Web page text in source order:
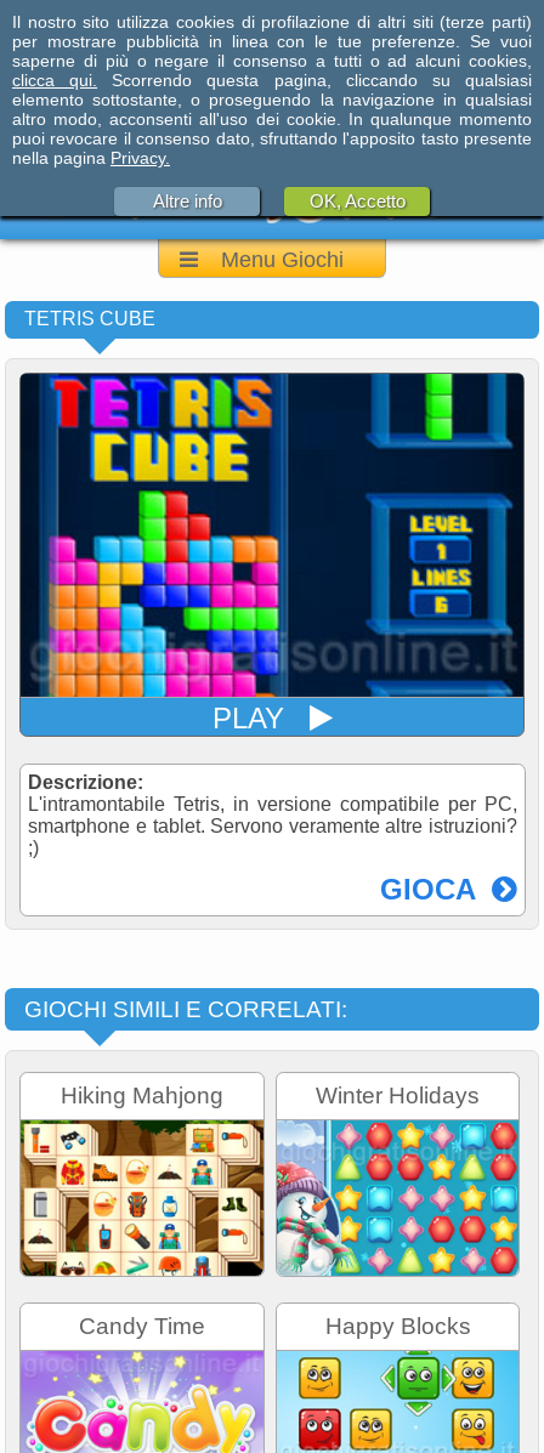
Menu Giochi
TETRIS CUBE
PLAY
Descrizione:
L'intramontabile Tetris, in versione compatibile per PC,
smartphone e tablet. Servono veramente altre istruzioni?
;)
GIOCA
GIOCHI SIMILI E CORRELATI:
Hiking Mahjong Winter Holidays
Candy Time Happy Blocks
Il nostro sito utilizza cookies di profilazione di altri siti (terze parti)
per mostrare pubblicità in linea con le tue preferenze. Se vuoi
saperne di più o negare il consenso a tutti o ad alcuni cookies,
clicca qui.
Scorrendo questa pagina, cliccando su qualsiasi
elemento sottostante, o proseguendo la navigazione in qualsiasi
altro modo, acconsenti all'uso dei cookie. In qualunque momento
puoi revocare il consenso dato, sfruttando l'apposito tasto presente
nella pagina Privacy.
Altre info OK, Accetto